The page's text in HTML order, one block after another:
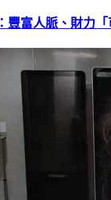
富人脈、財力「